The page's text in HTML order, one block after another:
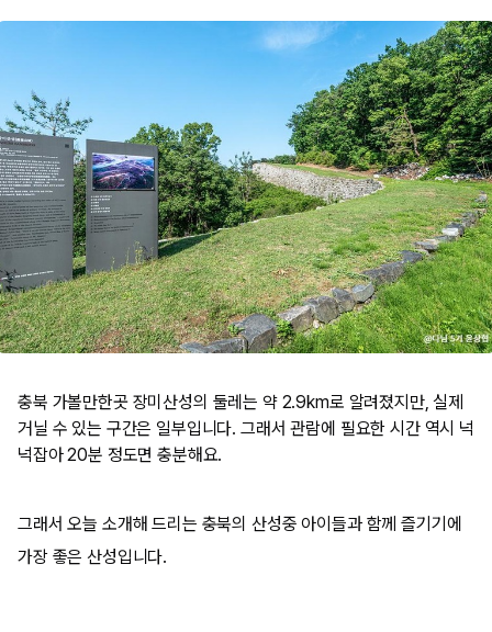
충북 가볼만한곳 장미산성의 둘레는 약 2.9km로 알려졌지만, 실제
거닐 수 있는 구간은 일부입니다. 그래서 관람에 필요한 시간 역시 넉
넉잡아 20분 정도면 충분해요.
​그래서 오늘 소개해 드리는 충북의 산성중 아이들과 함께 즐기기에
가장 좋은 산성입니다. ​